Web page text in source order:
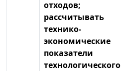
отходов;
рассчитывать
технико-
экономические
показатели
технологического